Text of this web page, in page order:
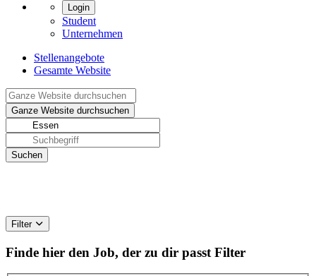
Login
Student
Unternehmen
Stellenangebote
Gesamte Website
Filter
Finde hier den Job, der zu dir passt Filter